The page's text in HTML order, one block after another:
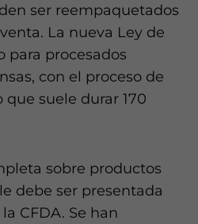
ser reempaquetados
La nueva Ley de
para procesados
con el proceso de
suele durar 170
sobre productos
debe ser presentada
CFDA. Se han